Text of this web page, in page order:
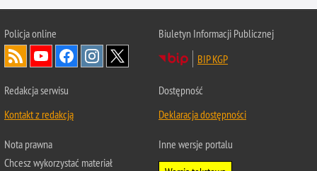
Policjaonline
Biuletyn Informacji Publicznej
BIP KGP
Redakcja serwisu
Kontakt z redakcją
Dostępność
Deklaracja dostępności
Nota prawna
Chcesz wykorzystać materiał
Inne wersje portalu